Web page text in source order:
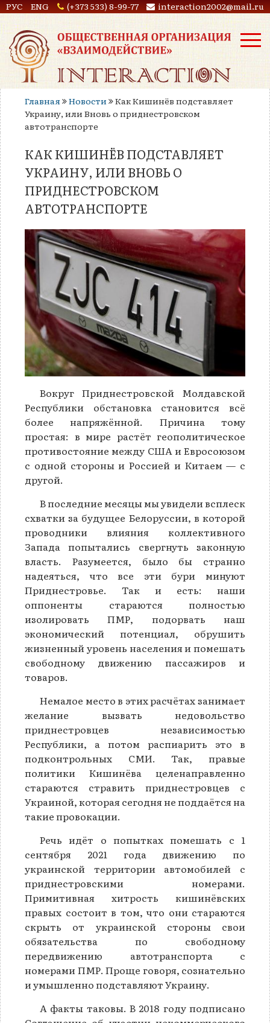
РУС ENG (+373 533) 8-99-77 interaction2002@mail.ru
Главная Новости
Как Кишинёв подставляет
Украину, или Вновь о приднестровском
автотранспорте
КАК КИШИНЁВ ПОДСТАВЛЯЕТ
УКРАИНУ, ИЛИ ВНОВЬ О
ПРИДНЕСТРОВСКОМ
АВТОТРАНСПОРТЕ
Вокруг Приднестровской Молдавской
Республики обстановка становится всё
более напряжённой. Причина тому
простая: в мире растёт геополитическое
противостояние между США и Евросоюзом
с одной стороны и Россией и Китаем — с
другой.
В последние месяцы мы увидели всплеск
схватки за будущее Белоруссии, в которой
проводники влияния коллективного
Запада попытались свергнуть законную
власть. Разумеется, было бы странно
надеяться, что все эти бури минуют
Приднестровье. Так и есть: наши
оппоненты стараются полностью
изолировать ПМР, подорвать наш
экономический потенциал, обрушить
жизненный уровень населения и помешать
свободному движению пассажиров и
товаров.
Немалое место в этих расчётах занимает
желание вызвать недовольство
приднестровцев независимостью
Республики, а потом распиарить это в
подконтрольных СМИ. Так, правые
политики Кишинёва целенаправленно
стараются стравить приднестровцев с
Украиной, которая сегодня не поддаётся на
такие провокации.
Речь идёт о попытках помешать с 1
сентября 2021 года движению по
украинской территории автомобилей с
приднестровскими номерами.
Примитивная хитрость кишинёвских
правых состоит в том, что они стараются
скрыть от украинской стороны свои
обязательства по свободному
передвижению автотранспорта с
номерами ПМР. Проще говоря, сознательно
и умышленно подставляют Украину.
А факты таковы. В 2018 году подписано